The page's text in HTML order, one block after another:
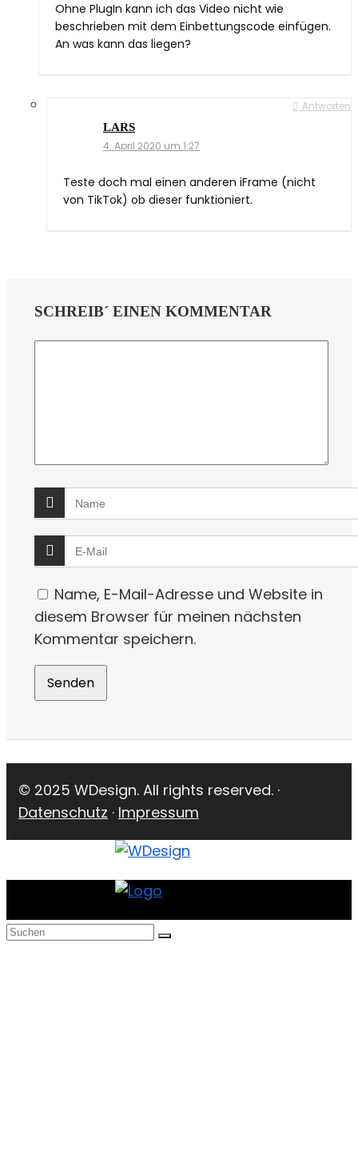
Ohne PlugIn kann ich das Video nicht wie
beschrieben mit dem Einbettungscode einfügen.
An was kann das liegen?
Antworten
LARS
4. April 2020 um 1:27
Teste doch mal einen anderen iFrame (nicht
von TikTok) ob dieser funktioniert.
SCHREIB´ EINEN KOMMENTAR
Name, E-Mail-Adresse und Website in
diesem Browser für meinen nächsten
Kommentar speichern.
© 2025 WDesign. All rights reserved. ·
Datenschutz · Impressum